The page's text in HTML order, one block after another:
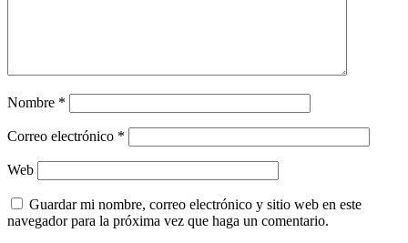
Nombre *
Correo electrónico *
Web
Guardar mi nombre, correo electrónico y sitio web en este
navegador para la próxima vez que haga un comentario.